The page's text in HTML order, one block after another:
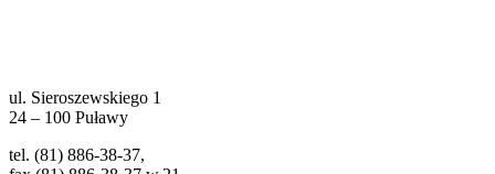
ul. Sieroszewskiego 1
24 – 100 Puławy
tel. (81) 886-38-37,